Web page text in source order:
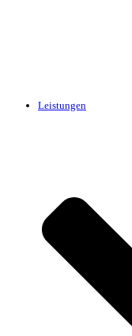
Leistungen